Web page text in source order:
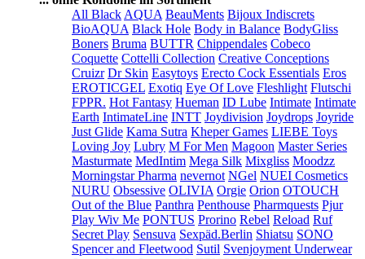
All Black AQUA BeauMents Bijoux Indiscrets
BioAQUA Black Hole Body in Balance BodyGliss
Boners Bruma BUTTR Chippendales Cobeco
Coquette Cottelli Collection Creative Conceptions
Cruizr Dr Skin Easytoys Erecto Cock Essentials Eros
EROTICGEL Exotiq Eye Of Love Fleshlight Flutschi
FPPR. Hot Fantasy Hueman ID Lube Intimate Intimate
Earth IntimateLine INTT Joydivision Joydrops Joyride
Just Glide Kama Sutra Kheper Games LIEBE Toys
Loving Joy Lubry M For Men Magoon Master Series
Masturmate MedIntim Mega Silk Mixgliss Moodzz
Morningstar Pharma nevernot NGel NUEI Cosmetics
NURU Obsessive OLIVIA Orgie Orion OTOUCH
Out of the Blue Panthra Penthouse Pharmquests Pjur
Play Wiv Me PONTUS Prorino Rebel Reload Ruf
Secret Play Sensuva Sexpäd.Berlin Shiatsu SONO
Spencer and Fleetwood Sutil Svenjoyment Underwear